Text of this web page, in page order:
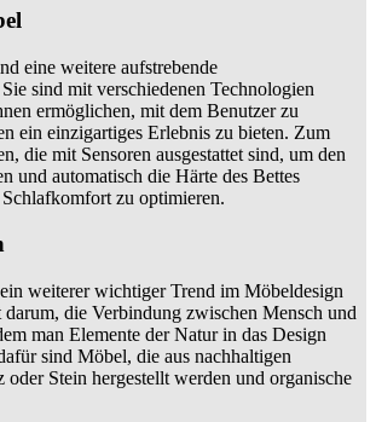
eine weitere aufstrebende
sind mit verschiedenen Technologien
ermöglichen, mit dem Benutzer zu
ein einzigartiges Erlebnis zu bieten. Zum
die mit Sensoren ausgestattet sind, um den
und automatisch die Härte des Bettes
Schlafkomfort zu optimieren.
weiterer wichtiger Trend im Möbeldesign
die Verbindung zwischen Mensch und
man Elemente der Natur in das Design
sind Möbel, die aus nachhaltigen
Stein hergestellt werden und organische